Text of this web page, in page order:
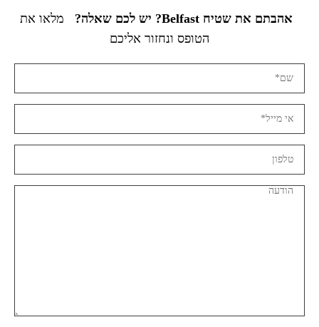
אהבתם את שטיח Belfast? יש לכם שאלה?
מלאו את
הטופס ונחזור אליכם